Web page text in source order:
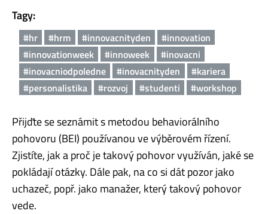
Tagy:
#hr #hrm #innovacnityden
#innovation
#innovationweek
#innoweek
#inovacni
#inovacniodpoledne
#inovacnityden
#kariera
#personalistika
#rozvoj #studenti #workshop
Přijďte se seznámit s metodou behaviorálního
pohovoru (BEI) používanou ve výběrovém řízení.
Zjistíte, jak a proč je takový pohovor využíván, jaké se
pokládají otázky. Dále pak, na co si dát pozor jako
uchazeč, popř. jako manažer, který takový pohovor
vede.